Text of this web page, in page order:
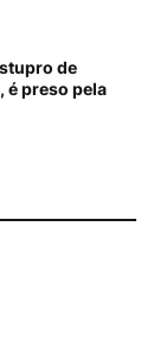
de
é preso pela